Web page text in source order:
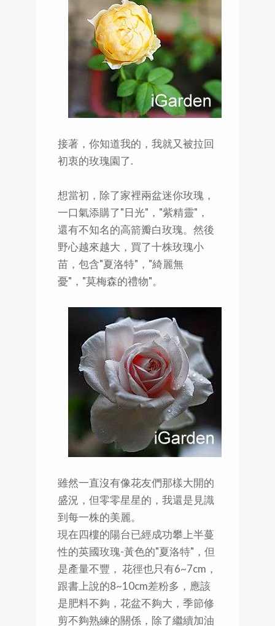
接著，你知道我的，我就又被拉回
初衷的玫瑰園了.
想當初，除了家裡兩盆迷你玫瑰，
一口氣添購了"日光"，"紫精靈"，
還有不知名的高箭瓣白玫瑰。然後
野心越來越大，買了十株玫瑰小
苗，包含"夏洛特"，"綺麗無
憂"，"莫梅森的禮物"。
雖然一直沒有像花友們那樣大開的
盛況，但零零星星的，我還是見識
到每一株的美麗。
現在四樓的陽台已經成功攀上半蔓
性的英國玫瑰-黃色的"夏洛特"，但
是產量不豐， 花徑也只有6~7cm，
跟書上說的8~10cm差粉多，應該
是肥料不夠，花盆不夠大，季節修
剪不夠熟練的關係，除了繼續加油